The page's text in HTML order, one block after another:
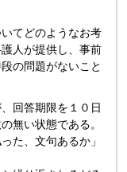
てどのようなお考
人が提供し、事前
の問題がないこと
回答期限を１０日
無い状態である。
た、文句あるか」